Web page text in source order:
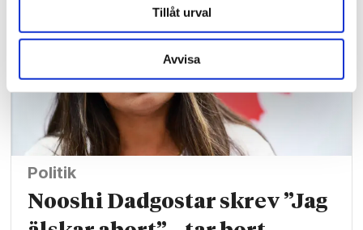
Tillåt urval
Avvisa
Politik
Nooshi Dadgostar skrev ”Jag